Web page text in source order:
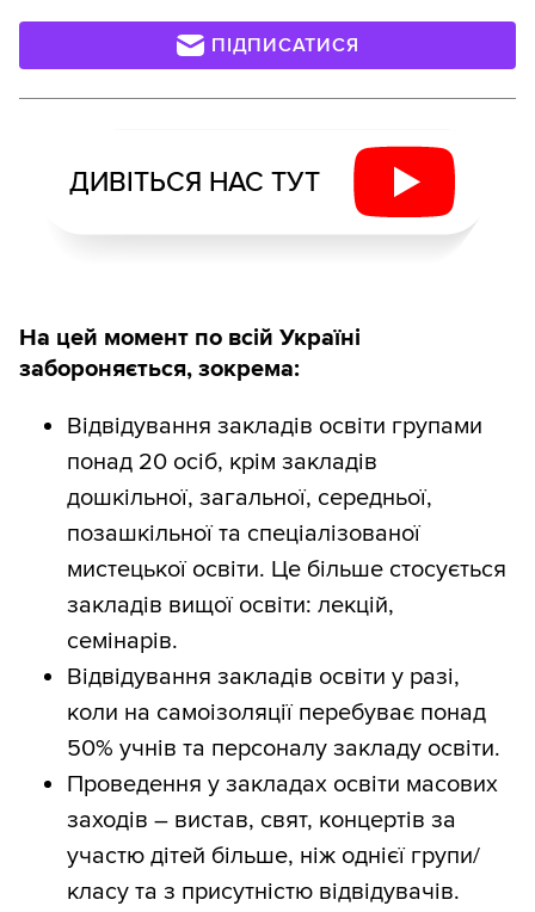
ПІДПИСАТИСЯ
ДИВІТЬСЯ НАС ТУТ
На цей момент по всій Україні
забороняється, зокрема:
Відвідування закладів освіти групами
понад 20 осіб, крім закладів
дошкільної, загальної, середньої,
позашкільної та спеціалізованої
мистецької освіти. Це більше стосується
закладів вищої освіти: лекцій,
семінарів.
Відвідування закладів освіти у разі,
коли на самоізоляції перебуває понад
50% учнів та персоналу закладу освіти.
Проведення у закладах освіти масових
заходів – вистав, свят, концертів за
участю дітей більше, ніж однієї групи/
класу та з присутністю відвідувачів.